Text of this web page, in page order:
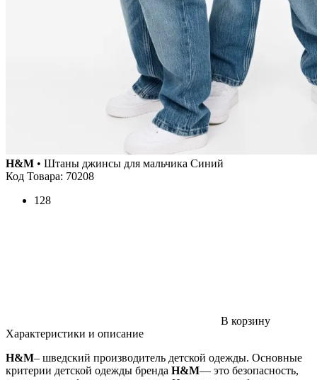
H&M • Штаны джинсы для мальчика Синий
Код Товара: 70208
128
В корзину
Характеристики и описание
H&M– шведский производитель детской одежды. Основные
критерии детской одежды бренда H&M— это безопасность,